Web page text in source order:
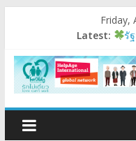
Friday,
Latest:
รั
ม
แ